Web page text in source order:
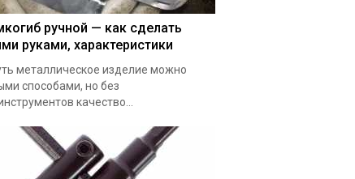
ручной — как сделать
руками, характеристики
металлическое изделие можно
способами, но без
качество...